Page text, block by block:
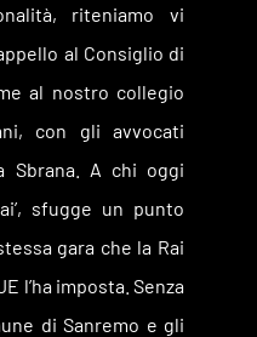
riteniamo vi
al Consiglio di
al nostro collegio
con gli avvocati
Sbrana. A chi oggi
sfugge un punto
gara che la Rai
l’ha imposta. Senza
di Sanremo e gli